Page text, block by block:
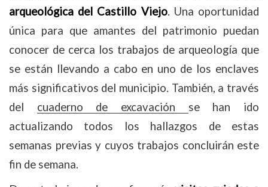
arqueológica del Castillo Viejo. Una oportunidad
única para que amantes del patrimonio puedan
conocer de cerca los trabajos de arqueología que
se están llevando a cabo en uno de los enclaves
más significativos del municipio. También, a través
del cuaderno de excavación se han ido
actualizando todos los hallazgos de estas
semanas previas y cuyos trabajos concluirán este
fin de semana.